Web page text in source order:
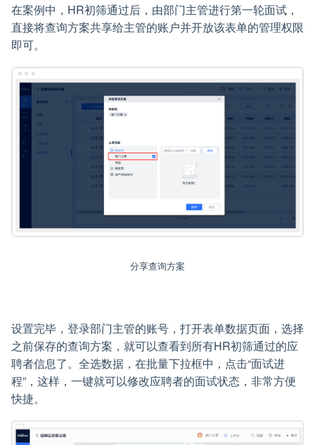
在案例中，HR初筛通过后，由部门主管进行第一轮面试，
直接将查询方案共享给主管的账户并开放该表单的管理权限
即可。
分享查询方案
设置完毕，登录部门主管的账号，打开表单数据页面，选择
之前保存的查询方案，就可以查看到所有HR初筛通过的应
聘者信息了。全选数据，在批量下拉框中，点击“面试进
程”，这样，一键就可以修改应聘者的面试状态，非常方便
快捷。